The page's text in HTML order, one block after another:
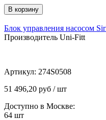
Блок управления насосом
Производитель Uni-Fitt
Артикул: 274S0508
51 496,20 руб / шт
Доступно в Москве:
64 шт